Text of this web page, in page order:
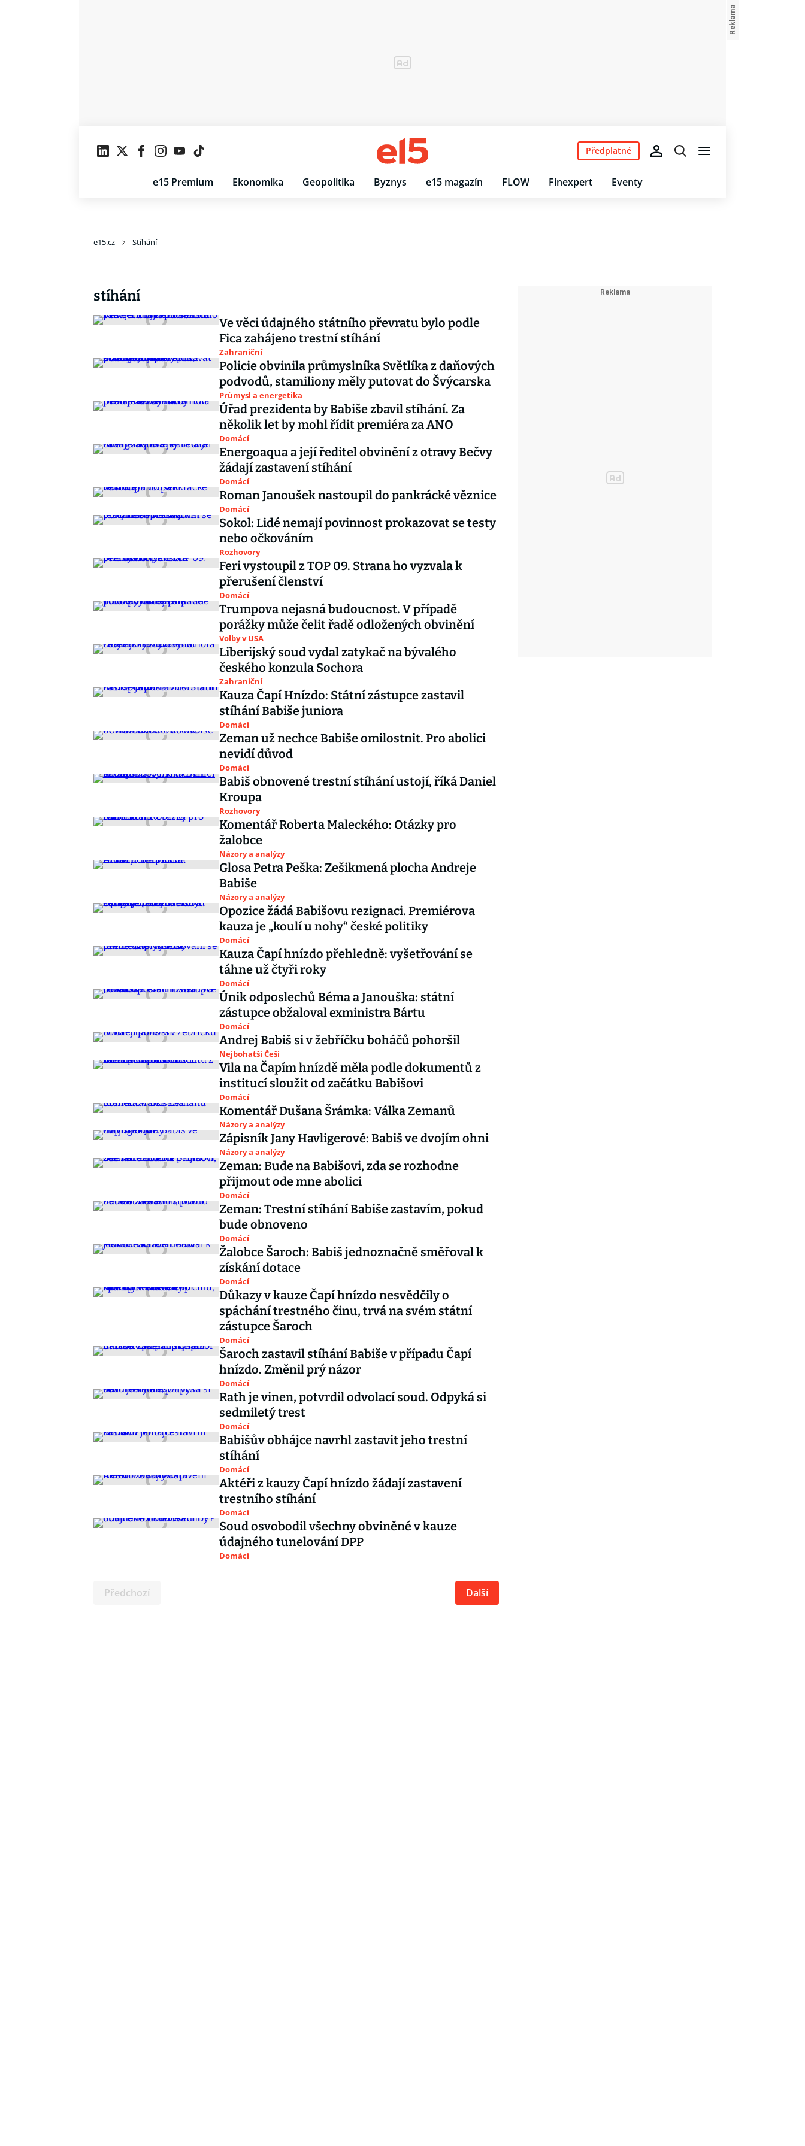
e15 Premium Ekonomika Geopolitika Byznys e15 magazín FLOW Finexpert Eventy
Předplatné
e15.cz Stíhání
stíhání
Ve věci údajného státního převratu bylo podle
Fica zahájeno trestní stíhání
Zahraniční
Policie obvinila průmyslníka Světlíka z daňových
podvodů, stamiliony měly putovat do Švýcarska
Průmysl a energetika
Úřad prezidenta by Babiše zbavil stíhání. Za
několik let by mohl řídit premiéra za ANO
Domácí
Energoaqua a její ředitel obvinění z otravy Bečvy
žádají zastavení stíhání
Domácí
Roman Janoušek nastoupil do pankrácké věznice
Domácí
Sokol: Lidé nemají povinnost prokazovat se testy
nebo očkováním
Rozhovory
Feri vystoupil z TOP 09. Strana ho vyzvala k
přerušení členství
Domácí
Trumpova nejasná budoucnost. V případě
porážky může čelit řadě odložených obvinění
Volby v USA
Liberijský soud vydal zatykač na bývalého
českého konzula Sochora
Zahraniční
Kauza Čapí Hnízdo: Státní zástupce zastavil
stíhání Babiše juniora
Domácí
Zeman už nechce Babiše omilostnit. Pro abolici
nevidí důvod
Domácí
Babiš obnovené trestní stíhání ustojí, říká Daniel
Kroupa
Rozhovory
Komentář Roberta Maleckého: Otázky pro
žalobce
Názory a analýzy
Glosa Petra Peška: Zešikmená plocha Andreje
Babiše
Názory a analýzy
Opozice žádá Babišovu rezignaci. Premiérova
kauza je „koulí u nohy“ české politiky
Domácí
Kauza Čapí hnízdo přehledně: vyšetřování se
táhne už čtyři roky
Domácí
Únik odposlechů Béma a Janouška: státní
zástupce obžaloval exministra Bártu
Domácí
Andrej Babiš si v žebříčku boháčů pohoršil
Nejbohatší Češi
Vila na Čapím hnízdě měla podle dokumentů z
institucí sloužit od začátku Babišovi
Domácí
Komentář Dušana Šrámka: Válka Zemanů
Názory a analýzy
Zápisník Jany Havligerové: Babiš ve dvojím ohni
Názory a analýzy
Zeman: Bude na Babišovi, zda se rozhodne
přijmout ode mne abolici
Domácí
Zeman: Trestní stíhání Babiše zastavím, pokud
bude obnoveno
Domácí
Žalobce Šaroch: Babiš jednoznačně směřoval k
získání dotace
Domácí
Důkazy v kauze Čapí hnízdo nesvědčily o
spáchání trestného činu, trvá na svém státní
zástupce Šaroch
Domácí
Šaroch zastavil stíhání Babiše v případu Čapí
hnízdo. Změnil prý názor
Domácí
Rath je vinen, potvrdil odvolací soud. Odpyká si
sedmiletý trest
Domácí
Babišův obhájce navrhl zastavit jeho trestní
stíhání
Domácí
Aktéři z kauzy Čapí hnízdo žádají zastavení
trestního stíhání
Domácí
Soud osvobodil všechny obviněné v kauze
údajného tunelování DPP
Domácí
Předchozí Další